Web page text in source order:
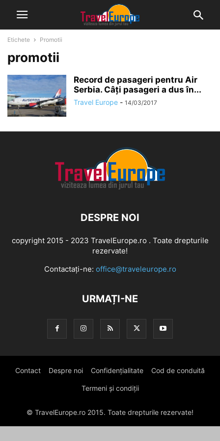
Etichete Promotii
promotii
Record de pasageri pentru Air
Serbia. Câți pasageri a dus în...
Travel Europe - 14/03/2017
DESPRE NOI
copyright 2015 - 2023 TravelEurope.ro . Toate drepturile
rezervate!
Contactați-ne: office@traveleurope.ro
URMAȚI-NE
Contact Despre noi Confidențialitate Cod de conduită
Termeni și condiții
© TravelEurope.ro 2015. Toate drepturile rezervate!